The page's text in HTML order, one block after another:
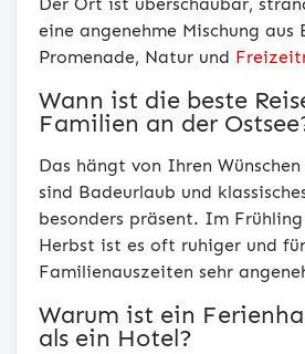
eine angenehme Mischung aus
Promenade, Natur und
Wann ist die beste
Familien an der
Das hängt von Ihren
sind Badeurlaub und
besonders präsent. Im
Herbst ist es oft ruhiger und
Familienauszeiten sehr
Warum ist ein
als ein Hotel?